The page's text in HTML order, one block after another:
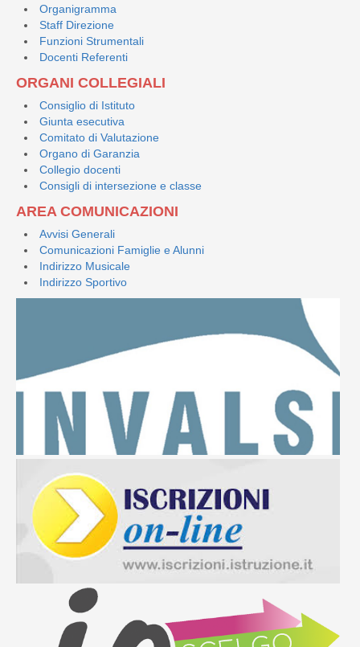
Organigramma
Staff Direzione
Funzioni Strumentali
Docenti Referenti
ORGANI COLLEGIALI
Consiglio di Istituto
Giunta esecutiva
Comitato di Valutazione
Organo di Garanzia
Collegio docenti
Consigli di intersezione e classe
AREA COMUNICAZIONI
Avvisi Generali
Comunicazioni Famiglie e Alunni
Indirizzo Musicale
Indirizzo Sportivo